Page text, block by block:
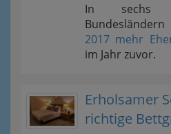
In sechs
2017 mehr
im Jahr zuvor.
Erholsamer
richtige